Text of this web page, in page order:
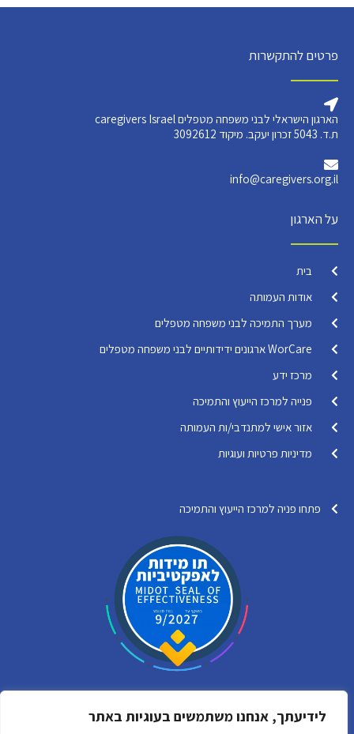
לידיעתך, אנחנו משתמשים בעוגיות באתר
פרטים להתקשרות
הארגון הישראלי לבני משפחה מטפלים caregivers Israel
ת.ד. 5043 זכרון יעקב. מיקוד 3092612
info@caregivers.org.il
על הארגון
בית
אודות העמותה
מערך התמיכה לבני משפחה מטפלים
WorCare ארגונים ידידותיים לבני משפחה מטפלים
מרכז ידע
פנייה למרכז הייעוץ והתמיכה
אזור אישי למתנדבי/ות העמותה
מדיניות פרטיות ועוגיות
פתחו פניה למרכז הייעוץ והתמיכה